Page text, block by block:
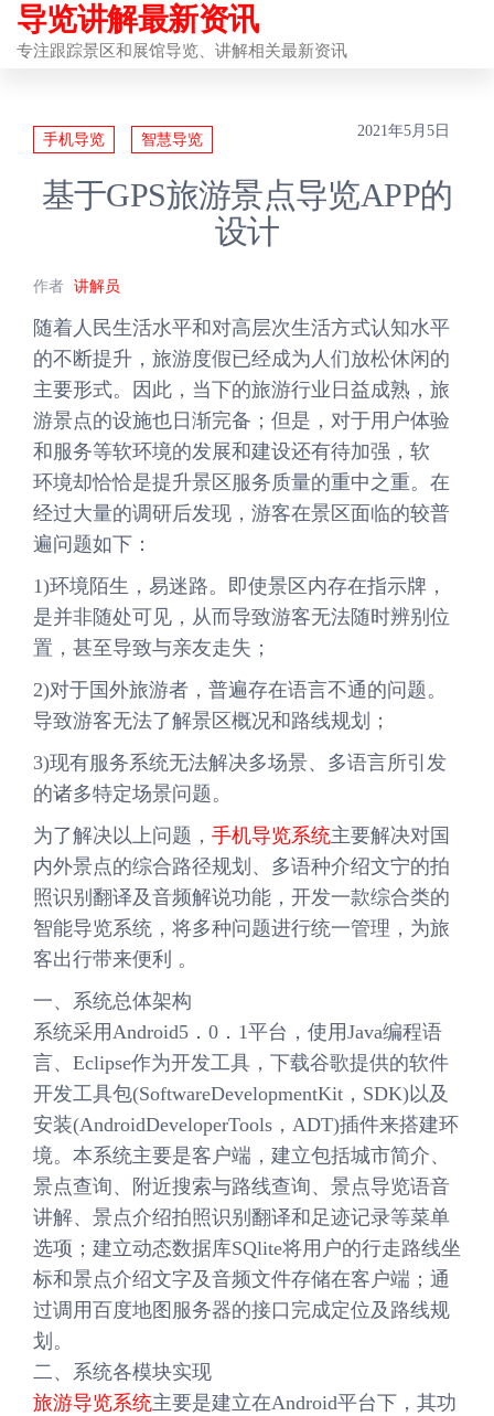
前
往
导览讲解最新资讯
专注跟踪景区和展馆导览、讲解相关最新资讯
手机导览 智慧导览
2021年5月5日
基于GPS旅游景点导览APP的
设计
作者 讲解员
随着人民生活水平和对高层次生活方式认知水平
的不断提升，旅游度假已经成为人们放松休闲的
主要形式。因此，当下的旅游行业日益成熟，旅
游景点的设施也日渐完备；但是，对于用户体验
和服务等软环境的发展和建设还有待加强，软
环境却恰恰是提升景区服务质量的重中之重。在
经过大量的调研后发现，游客在景区面临的较普
遍问题如下：
1)环境陌生，易迷路。即使景区内存在指示牌，
是并非随处可见，从而导致游客无法随时辨别位
置，甚至导致与亲友走失；
2)对于国外旅游者，普遍存在语言不通的问题。
导致游客无法了解景区概况和路线规划；
3)现有服务系统无法解决多场景、多语言所引发
的诸多特定场景问题。
为了解决以上问题， 手机导览系统主要解决对国
内外景点的综合路径规划、多语种介绍文宁的拍
照识别翻译及音频解说功能，开发一款综合类的
智能导览系统，将多种问题进行统一管理，为旅
客出行带来便利 。
一、系统总体架构
系统采用Android5．0．1平台，使用Java编程语
言、Eclipse作为开发工具，下载谷歌提供的软件
开发工具包(SoftwareDevelopmentKit，SDK)以及
安装(AndroidDeveloperTools，ADT)插件来搭建环
境。本系统主要是客户端，建立包括城市简介、
景点查询、附近搜索与路线查询、景点导览语音
讲解、景点介绍拍照识别翻译和足迹记录等菜单
选项；建立动态数据库SQlite将用户的行走路线坐
标和景点介绍文字及音频文件存储在客户端；通
过调用百度地图服务器的接口完成定位及路线规
划。
二、系统各模块实现
旅游导览系统主要是建立在Android平台下，其功